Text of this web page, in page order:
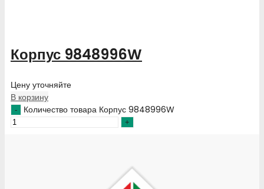
Корпус 9848996W
Цену уточняйте
В корзину
Количество товара Корпус 9848996W